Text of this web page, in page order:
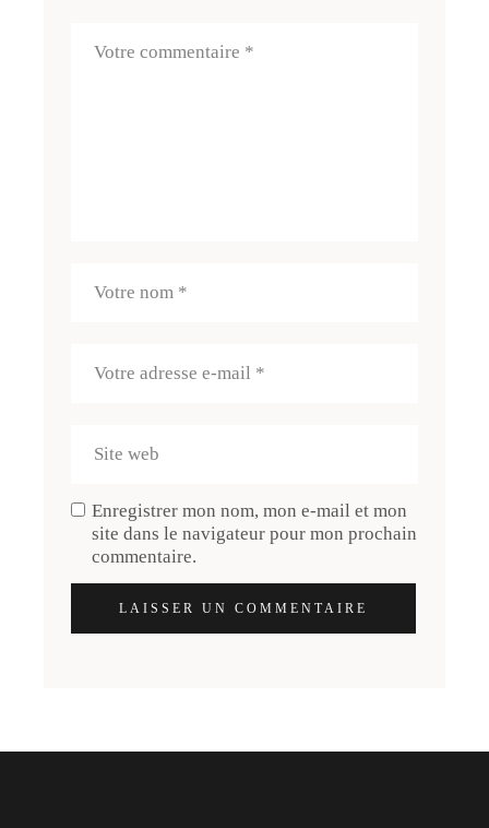
Enregistrer mon nom, mon e-mail et mon
site dans le navigateur pour mon prochain
commentaire.
LAISSER UN COMMENTAIRE